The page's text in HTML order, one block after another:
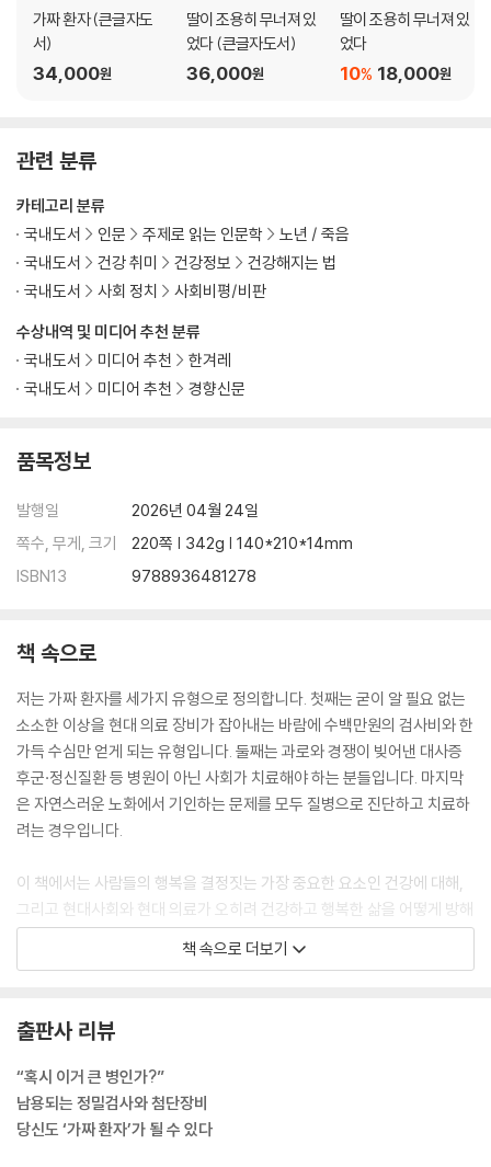
“밥을 통 못 드세요. 큰 병 걸리신 거 같아요” 체중이 10킬로그램이나 빠진
89세 남성
이쯤 되면 공포 영화? 치료보다 돌봄이 중요한 치매
“이 사람 죽었나요?” “모르겠는데요” 의사도 사망 선고를 못 내리는 시대
제4장 낫지 않는 병과 살아가기
질병의 절반은 사회문제
치료도 안 되는 걸 왜 병원에 다녀야 합니까?
병원을 슬기롭게 이용하는 쉽고도 어려운 방법
제5장 알아야 고칩니다: 의료제도 이야기
한국 의료제도의 모순은 어떻게 발생했나
신약보다 뛰어난 암 치료법이 알려지지 않는 이유
가짜 환자 (큰글자도
서)
34,000원
딸이 조용히 무너져 있
었다 (큰글자도서)
36,000원
딸이 조용히 무너져 있
었다
18,000원
10%
관련 분류
수상내역 및 미디어 추천 분류
국내도서
미디어 추천
한겨레
국내도서
미디어 추천 경향신문
카테고리 분류
국내도서
인문 주제로 읽는 인문학
노년 / 죽음
국내도서
건강 취미 건강정보
건강해지는 법
국내도서
사회 정치 사회비평/비판
품목정보
발행일
2026년 04월 24일
쪽수, 무게, 크기
220쪽 | 342g | 140*210*14mm
ISBN13
9788936481278
책 속으로
저는 가짜 환자를 세가지 유형으로 정의합니다. 첫째는 굳이 알 필요 없는
소소한 이상을 현대 의료 장비가 잡아내는 바람에 수백만원의 검사비와 한
가득 수심만 얻게 되는 유형입니다. 둘째는 과로와 경쟁이 빚어낸 대사증
후군·정신질환 등 병원이 아닌 사회가 치료해야 하는 분들입니다. 마지막
은 자연스러운 노화에서 기인하는 문제를 모두 질병으로 진단하고 치료하
려는 경우입니다.
이 책에서는 사람들의 행복을 결정짓는 가장 중요한 요소인 건강에 대해,
그리고 현대사회와 현대 의료가 오히려 건강하고 행복한 삶을 어떻게 방해
하는지에 대해 이야기해보려 합니다. 많은 사람들과 매체들이 입을 모아
말하는 ‘완벽한 건강’이라는 것은 현실과는 동떨어진 신기루에 지나지 않
약 대신 제가 한가지 환자에게 제시한 것은 ‘매주 한시간씩 누워 있는 시간
줄이기’입니다. 환자가 방 밖으로 나와서 아파트 단지에서 하릴없이 걸어
보아도 좋고, 사람들과 부딪칠 염려 없이 혼자 할 수 있는 활동, 예를 들면
책 속으로 더보기
출판사 리뷰
“혹시 이거 큰 병인가?”
남용되는 정밀검사와 첨단장비
당신도 ‘가짜 환자’가 될 수 있다